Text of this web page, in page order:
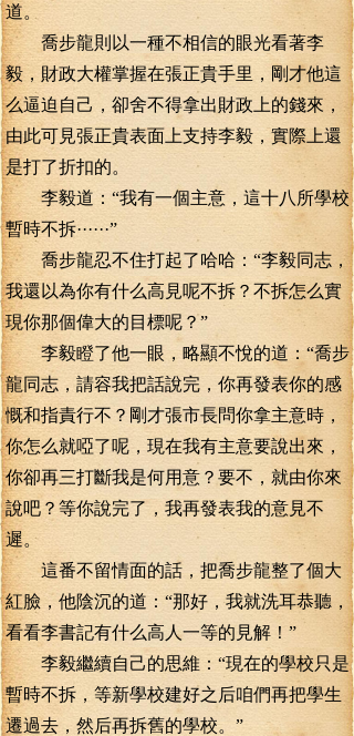
道。
喬步龍則以一種不相信的眼光看著李
毅，財政大權掌握在張正貴手里，剛才他這
么逼迫自己，卻舍不得拿出財政上的錢來，
由此可見張正貴表面上支持李毅，實際上還
是打了折扣的。
李毅道：“我有一個主意，這十八所學校
暫時不拆······”
喬步龍忍不住打起了哈哈：“李毅同志，
我還以為你有什么高見呢不拆？不拆怎么實
現你那個偉大的目標呢？”
李毅瞪了他一眼，略顯不悅的道：“喬步
龍同志，請容我把話說完，你再發表你的感
慨和指責行不？剛才張市長問你拿主意時，
你怎么就啞了呢，現在我有主意要說出來，
你卻再三打斷我是何用意？要不，就由你來
說吧？等你說完了，我再發表我的意見不
遲。
這番不留情面的話，把喬步龍整了個大
紅臉，他陰沉的道：“那好，我就洗耳恭聽，
看看李書記有什么高人一等的見解！”
李毅繼續自己的思維：“現在的學校只是
暫時不拆，等新學校建好之后咱們再把學生
遷過去，然后再拆舊的學校。”